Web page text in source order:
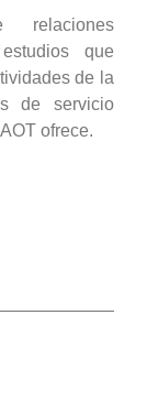
que
de la
de servicio
ofrece.